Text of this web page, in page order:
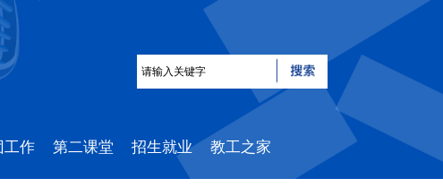
工作 第二课堂 招生就业 教工之家